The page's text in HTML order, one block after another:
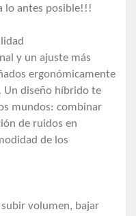
lo antes posible!!!
y un ajuste más
ergonómicamente
Un diseño híbrido te
mundos: combinar
de ruidos en
de los
volumen, bajar